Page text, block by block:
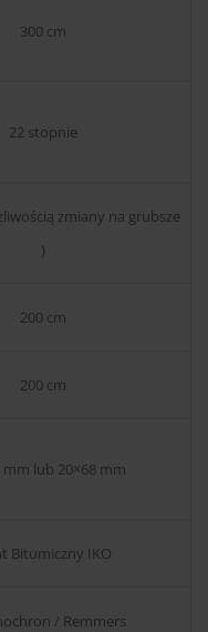
300 cm
22 stopnie
zmiany na grubsze
)
200 cm
200 cm
mm lub 20×68 mm
Bitumiczny IKO
/ Remmers